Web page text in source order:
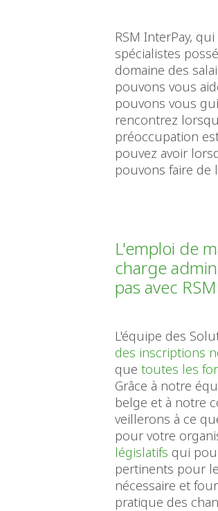
RSM InterPay,
spécialistes
domaine des
pouvons vous
pouvons vous
rencontrez
préoccupation
pouvez avoir
pouvons faire de
L'emploi de
charge
pas avec
L'équipe des
des inscriptions
que toutes les
Grâce à notre
belge et à notre
veillerons à ce
pour votre
législatifs qui
pertinents pour
nécessaire et
pratique des